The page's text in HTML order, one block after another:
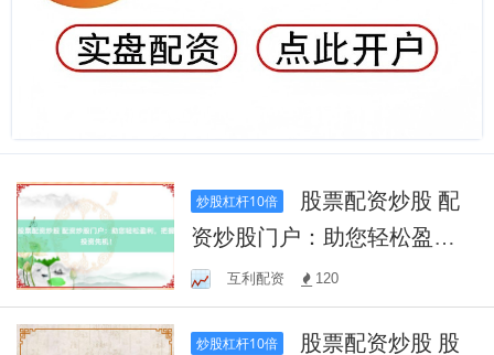
炒股杠杆10倍
资炒股门户：助您轻松盈
利，把握投资先机！
互利配资 120
炒股杠杆10倍